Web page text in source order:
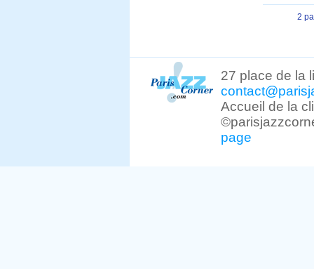
2
27 place de la
Accueil de la
page